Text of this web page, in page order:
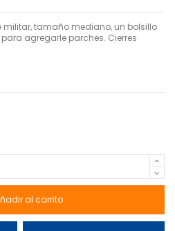
militar, tamaño mediano, un bolsillo
agregarle parches. Cierres
al carrito